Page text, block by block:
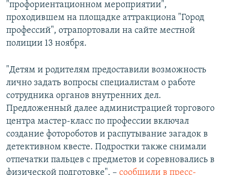
"профориентационном мероприятии",
проходившем на площадке аттракциона "Город
профессий", отрапортовали на сайте местной
полиции 13 ноября.
"Детям и родителям предоставили возможность
лично задать вопросы специалистам о работе
сотрудника органов внутренних дел.
Предложенный далее администрацией торгового
центра мастер-класс по профессии включал
создание фотороботов и распутывание загадок в
детективном квесте. Подростки также снимали
отпечатки пальцев с предметов и соревновались в
физической подготовке", – сообщили в пресс-